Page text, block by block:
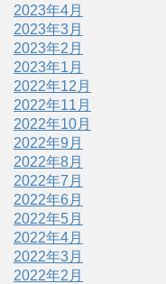
2023年4月
2023年3月
2023年2月
2023年1月
2022年12月
2022年11月
2022年10月
2022年9月
2022年8月
2022年7月
2022年6月
2022年5月
2022年4月
2022年3月
2022年2月